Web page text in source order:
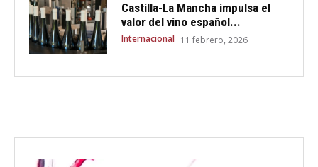
Castilla-La Mancha impulsa el
valor del vino español...
Internacional 11 febrero, 2026